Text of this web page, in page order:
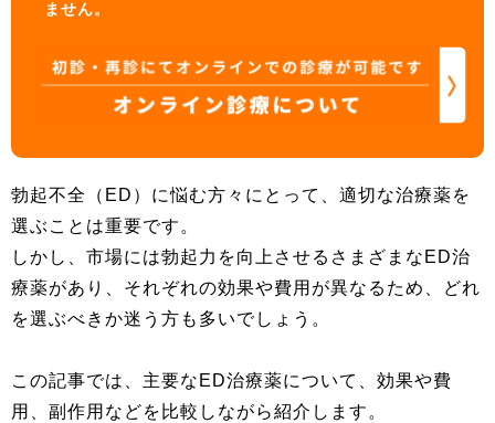
ません。
勃起不全（ED）に悩む方々にとって、適切な治療薬を
選ぶことは重要です。
しかし、市場には勃起力を向上させるさまざまなED治
療薬があり、それぞれの効果や費用が異なるため、どれ
を選ぶべきか迷う方も多いでしょう。
この記事では、主要なED治療薬について、効果や費
用、副作用などを比較しながら紹介します。